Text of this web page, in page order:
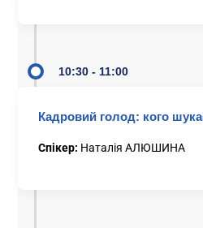
10:30 - 11:00
Кадровий голод: кого
Спікер: Наталія АЛЮШИНА